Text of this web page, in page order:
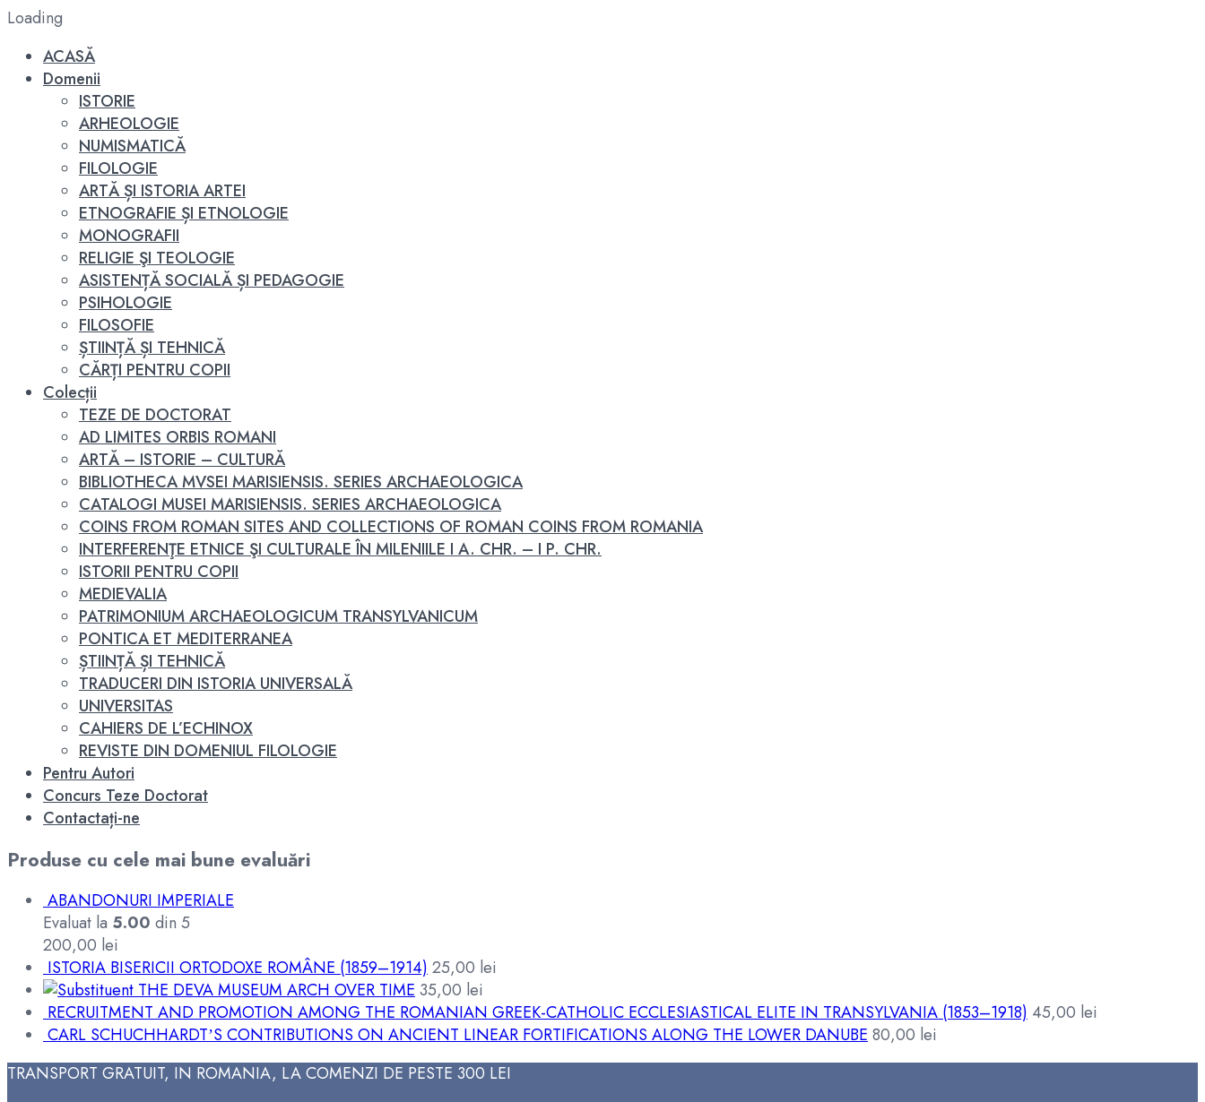
Loading
ACASĂ
Domenii
ISTORIE
ARHEOLOGIE
NUMISMATICĂ
FILOLOGIE
ARTĂ ȘI ISTORIA ARTEI
ETNOGRAFIE ȘI ETNOLOGIE
MONOGRAFII
RELIGIE ŞI TEOLOGIE
ASISTENȚĂ SOCIALĂ ȘI PEDAGOGIE
PSIHOLOGIE
FILOSOFIE
ȘTIINȚĂ ȘI TEHNICĂ
CĂRȚI PENTRU COPII
Colecții
TEZE DE DOCTORAT
AD LIMITES ORBIS ROMANI
ARTĂ – ISTORIE – CULTURĂ
BIBLIOTHECA MVSEI MARISIENSIS. SERIES ARCHAEOLOGICA
CATALOGI MUSEI MARISIENSIS. SERIES ARCHAEOLOGICA
COINS FROM ROMAN SITES AND COLLECTIONS OF ROMAN COINS FROM ROMANIA
INTERFERENŢE ETNICE ŞI CULTURALE ÎN MILENIILE I A. CHR. – I P. CHR.
ISTORII PENTRU COPII
MEDIEVALIA
PATRIMONIUM ARCHAEOLOGICUM TRANSYLVANICUM
PONTICA ET MEDITERRANEA
ȘTIINȚĂ ȘI TEHNICĂ
TRADUCERI DIN ISTORIA UNIVERSALĂ
UNIVERSITAS
CAHIERS DE L’ECHINOX
REVISTE DIN DOMENIUL FILOLOGIE
Pentru Autori
Concurs Teze Doctorat
Contactați-ne
Produse cu cele mai bune evaluări
ABANDONURI IMPERIALE
Evaluat la 5.00 din 5
200,00 lei
ISTORIA BISERICII ORTODOXE ROMÂNE (1859–1914) 25,00 lei
THE DEVA MUSEUM ARCH OVER TIME 35,00 lei
RECRUITMENT AND PROMOTION AMONG THE ROMANIAN GREEK-CATHOLIC ECCLESIASTICAL ELITE IN TRANSYLVANIA (1853–1918) 45,00 lei
CARL SCHUCHHARDTʼS CONTRIBUTIONS ON ANCIENT LINEAR FORTIFICATIONS ALONG THE LOWER DANUBE 80,00 lei
TRANSPORT GRATUIT, IN ROMANIA, LA COMENZI DE PESTE 300 LEI